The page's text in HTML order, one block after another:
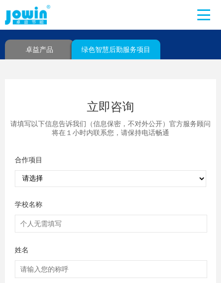
卓益产品 绿色智慧后勤服务项目
立即咨询
请填写以下信息告诉我们（信息保密，不对外公开）官方服务顾问
将在１小时内联系您，请保持电话畅通
合作项目
学校名称
姓名